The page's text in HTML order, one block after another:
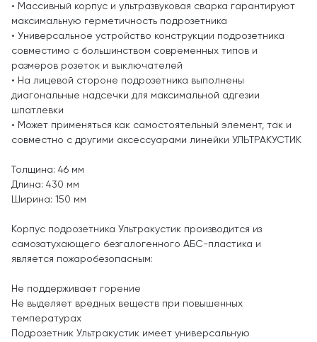
• Массивный корпус и ультразвуковая сварка гарантируют
максимальную герметичность подрозетника
• Универсальное устройство конструкции подрозетника
совместимо с большинством современных типов и
размеров розеток и выключателей
• На лицевой стороне подрозетника выполнены
диагональные надсечки для максимальной адгезии
шпатлевки
• Может применяться как самостоятельный элемент, так и
совместно с другими аксессуарами линейки УЛЬТРАКУСТИК
Толщина: 46 мм
Длина: 430 мм
Ширина: 150 мм
Корпус подрозетника Ультракустик производится из
самозатухающего безгалогенного АБС-пластика и
является пожаробезопасным:
Не поддерживает горение
Не выделяет вредных веществ при повышенных
температурах
Подрозетник Ультракустик имеет универсальную